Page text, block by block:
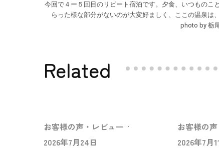
今回で４ー５回目のリピート宿泊です。夕食、いつものこ
らった様な部分がないのが大変好ましく、ここの温泉
photo by 栃
Related
お客様の声・レビュー ·
2026年7月24日
お客様の
2026年7月